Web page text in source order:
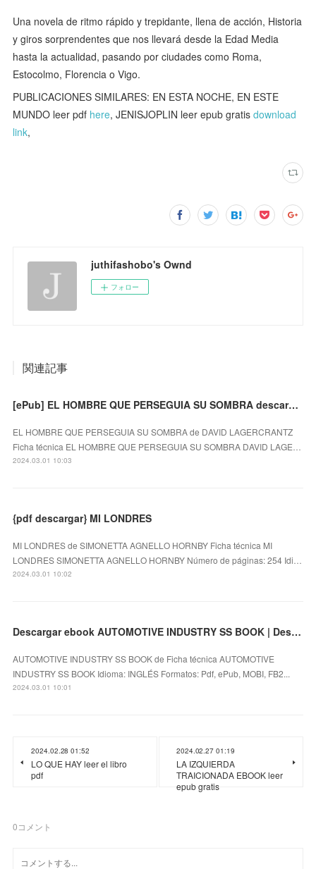
Una novela de ritmo rápido y trepidante, llena de acción, Historia
y giros sorprendentes que nos llevará desde la Edad Media
hasta la actualidad, pasando por ciudades como Roma,
Estocolmo, Florencia o Vigo.
PUBLICACIONES SIMILARES: EN ESTA NOCHE, EN ESTE
MUNDO leer pdf here, JENISJOPLIN leer epub gratisdownload
link,
juthifashobo's Ownd
フォロー
関連記事
[ePub] EL HOMBRE QUE PERSEGUIA SU SOMBRA descargar gratis
EL HOMBRE QUE PERSEGUIA SU SOMBRA de DAVID LAGERCRANTZ
Ficha técnica EL HOMBRE QUE PERSEGUIA SU SOMBRA DAVID LAGE…
2024.03.01 10:03
{pdf descargar} MI LONDRES
MI LONDRES de SIMONETTA AGNELLO HORNBY Ficha técnica MI
LONDRES SIMONETTA AGNELLO HORNBY Número de páginas: 254 Idi…
2024.03.01 10:02
Descargar ebook AUTOMOTIVE INDUSTRY SS BOOK | Descarga Libros Gratis (PDF - EPUB)
AUTOMOTIVE INDUSTRY SS BOOK de Ficha técnica AUTOMOTIVE
INDUSTRY SS BOOK Idioma: INGLÉS Formatos: Pdf, ePub, MOBI, FB2...
2024.03.01 10:01
2024.02.28 01:52
LO QUE HAY leer el libro
pdf
2024.02.27 01:19
LA IZQUIERDA
TRAICIONADA EBOOK leer
epub gratis
0コメント